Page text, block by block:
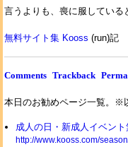
言うよりも、喪に服している
無料サイト集 Kooss (run)記
Comments Trackback
本日のお勧めページ一覧。※
成人の日・新成人イベント
http://www.kooss.com/